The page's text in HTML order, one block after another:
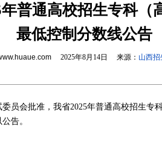
普通高校招生专科（
最低控制分数线公告
2025年8月14日 来源： 山西
会批准，我省2025年普通高校招生专
告。